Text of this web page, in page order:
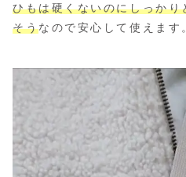
ひもは硬くないのにしっか
そうなので安心して使えます